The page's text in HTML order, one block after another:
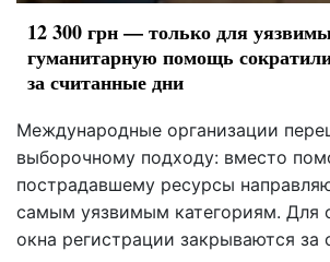
12 300 грн — только для
гуманитарную помощь
за считанные дни
Международные организации
выборочному подходу: вместо
пострадавшему ресурсы
самым уязвимым категориям. Для
окна регистрации закрываются за